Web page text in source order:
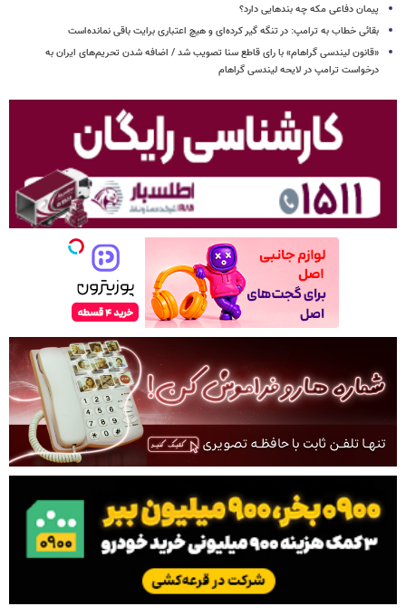
پیمان دفاعی مکه چه بندهایی دارد؟
بقائی خطاب به ترامپ: در تنگه گیر کرده‌ای و هیچ اعتباری برایت باقی نمانده‌است
«قانون لیندسی گراهام» با رای قاطع سنا تصویب شد / اضافه شدن تحریم‌های ایران به
درخواست ترامپ در لایحه لیندسی گراهام